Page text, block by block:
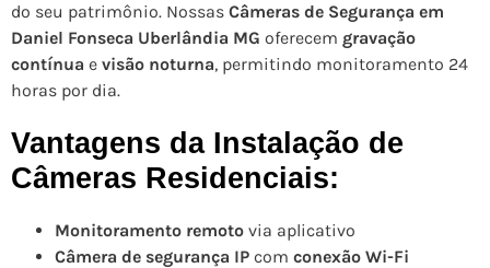
do seu patrimônio. Nossas Câmeras de Segurança em
Daniel Fonseca Uberlândia MG oferecem gravação
contínua e visão noturna, permitindo monitoramento 24
horas por dia.
Vantagens da Instalação de
Câmeras Residenciais:
Monitoramento remoto via aplicativo
Câmera de segurança IP com conexão Wi-Fi